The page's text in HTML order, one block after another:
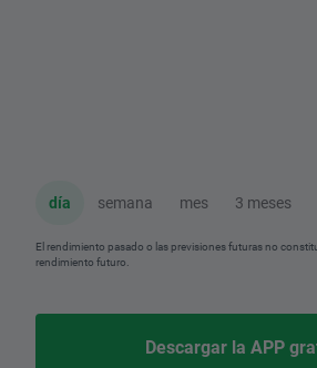
día semana mes 3 meses
El rendimiento pasado o las previsiones futuras no
rendimiento futuro.
Descargar la APP